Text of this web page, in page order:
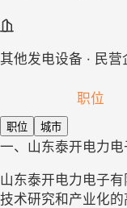
其他发电设备 · 民
职位
职位 城市
一、山东泰开电力
山东泰开电力电子
技术研究和产业化